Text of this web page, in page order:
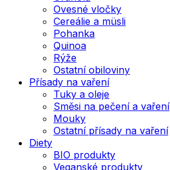
Ovesné vločky
Cereálie a müsli
Pohanka
Quinoa
Rýže
Ostatní obiloviny
Přísady na vaření
Tuky a oleje
Směsi na pečení a vaření
Mouky
Ostatní přísady na vaření
Diety
BIO produkty
Veganské produkty